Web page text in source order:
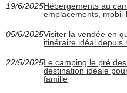
19/6/2025Hébergements au
emplacements,
05/6/2025Visiter la vendée en
itinéraire idéal depuis
22/5/2025Le camping le pré
destination idéale
famille